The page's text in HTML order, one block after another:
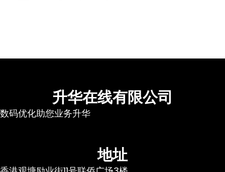
升华在线有限公司
数码优化助您业务升华
地址